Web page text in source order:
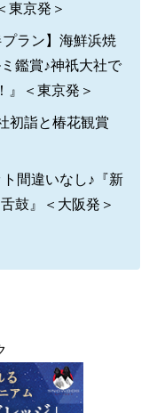
東京発＞
ラン】海鮮浜焼
鑑賞♪神祇大社で
』＜東京発＞
初詣と椿花観賞
間違いなし♪『新
鼓』＜大阪発＞